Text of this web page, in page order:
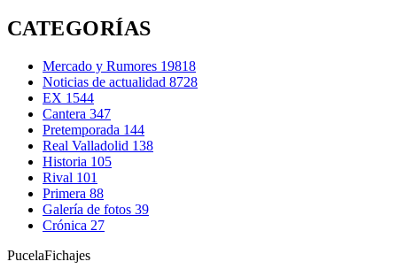
CATEGORÍAS
Mercado y Rumores 19818
Noticias de actualidad 8728
EX 1544
Cantera 347
Pretemporada 144
Real Valladolid 138
Historia 105
Rival 101
Primera 88
Galería de fotos 39
Crónica 27
PucelaFichajes